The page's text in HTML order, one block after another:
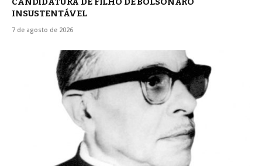
INSUSTENTÁVEL
7 de agosto de 2026